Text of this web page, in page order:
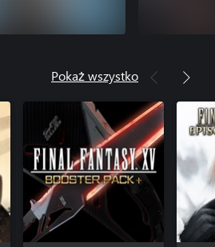
Pokaż wszystko